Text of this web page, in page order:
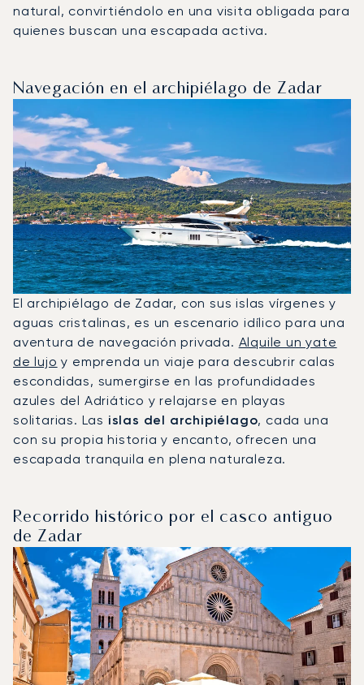
natural, convirtiéndolo en una visita obligada para
quienes buscan una escapada activa.
Navegación en el archipiélago de Zadar
El archipiélago de Zadar, con sus islas vírgenes y
aguas cristalinas, es un escenario idílico para una
aventura de navegación privada. Alquile un yate
de lujo y emprenda un viaje para descubrir calas
escondidas, sumergirse en las profundidades
azules del Adriático y relajarse en playas
solitarias. Las islas del archipiélago, cada una
con su propia historia y encanto, ofrecen una
escapada tranquila en plena naturaleza.
Recorrido histórico por el casco antiguo
de Zadar